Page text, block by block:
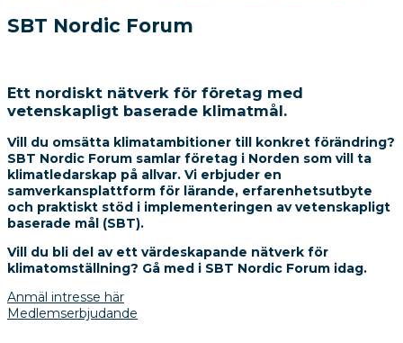
SBT Nordic Forum
Ett nordiskt nätverk för företag med
vetenskapligt baserade klimatmål.
Vill du omsätta klimatambitioner till konkret förändring?
SBT Nordic Forum samlar företag i Norden som vill ta
klimatledarskap på allvar. Vi erbjuder en
samverkansplattform för lärande, erfarenhetsutbyte
och praktiskt stöd i implementeringen av vetenskapligt
baserade mål (SBT).
Vill du bli del av ett värdeskapande nätverk för
klimatomställning? Gå med i SBT Nordic Forum idag.
Anmäl intresse här
Medlemserbjudande